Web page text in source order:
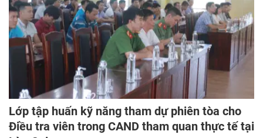
Lớp tập huấn kỹ năng tham dự phiên tòa cho
Điều tra viên trong CAND tham quan thực tế tại